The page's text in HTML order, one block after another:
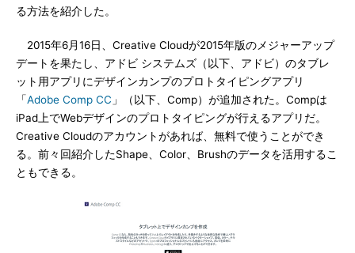
る方法を紹介した。
2015年6月16日、Creative Cloudが2015年版のメジャーアップ
デートを果たし、アドビ システムズ（以下、アドビ）のタブレ
ット用アプリにデザインカンプのプロトタイピングアプリ
「Adobe Comp CC 」（以下、Comp）が追加された。Compは
iPad上でWebデザインのプロトタイピングが行えるアプリだ。
Creative Cloudのアカウントがあれば、無料で使うことができ
る。前々回紹介したShape、Color、Brushのデータを活用するこ
ともできる。